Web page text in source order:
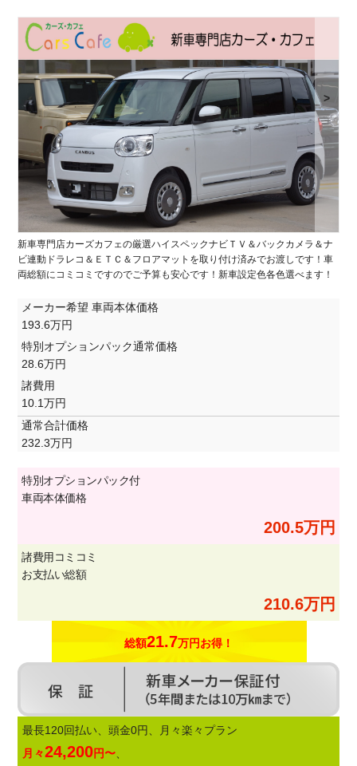
>
新車専門店カーズカフェの厳選ハイスペックナビＴＶ＆バックカメラ＆ナ
ビ連動ドラレコ＆ＥＴＣ＆フロアマットを取り付け済みでお渡しです！車
両総額にコミコミですのでご予算も安心です！新車設定色各色選べます！
メーカー希望 車両本体価格
193.6万円
特別オプションパック通常価格
28.6万円
諸費用
10.1万円
通常合計価格
232.3万円
特別オプションパック付
車両本体価格
200.5万円
諸費用コミコミ
お支払い総額
210.6万円
総額21.7万円お得！
最長120回払い、頭金0円、月々楽々プラン
月々24,200円〜、